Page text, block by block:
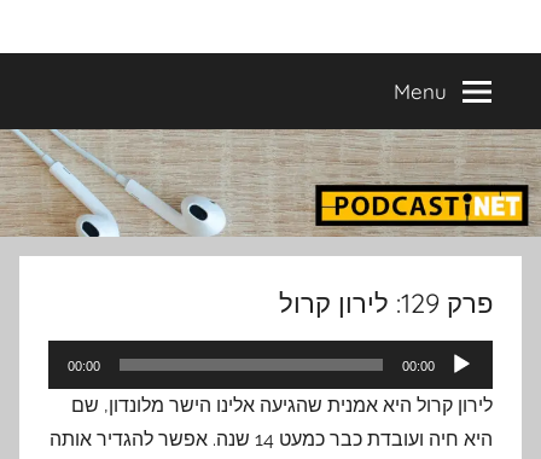
to
content
פודקאסטים
נבחרים
בהפקת
פודקאסטיקו
PODCASTI.CO
מעולים
–
פודקאסטיקו
Menu
פרק 129: לירון קרול
אודיו
00:00
00:00
לירון קרול היא אמנית שהגיעה אלינו הישר מלונדון, שם
היא חיה ועובדת כבר כמעט 14 שנה. אפשר להגדיר אותה